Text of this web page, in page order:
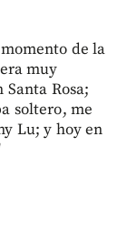
de la
muy
Rosa;
soltero, me
Lu; y hoy en